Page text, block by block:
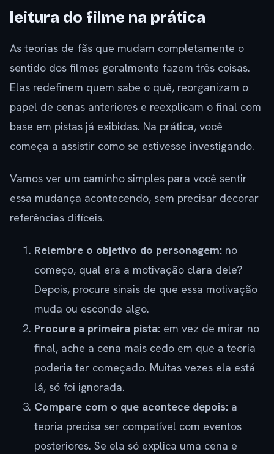
leitura do filme na prática
As teorias de fãs que mudam completamente o
sentido dos filmes geralmente fazem três coisas.
Elas redefinem quem sabe o quê, reorganizam o
papel de cenas anteriores e reexplicam o final com
base em pistas já exibidas. Na prática, você
começa a assistir como se estivesse investigando.
Vamos ver um caminho simples para você sentir
essa mudança acontecendo, sem precisar decorar
referências difíceis.
Relembre o objetivo do personagem: no
começo, qual era a motivação clara dele?
Depois, procure sinais de que essa motivação
muda ou esconde algo.
Procure a primeira pista: em vez de mirar no
final, ache a cena mais cedo em que a teoria
poderia ter começado. Muitas vezes ela está
lá, só foi ignorada.
Compare com o que acontece depois: a
teoria precisa ser compatível com eventos
posteriores. Se ela só explica uma cena e